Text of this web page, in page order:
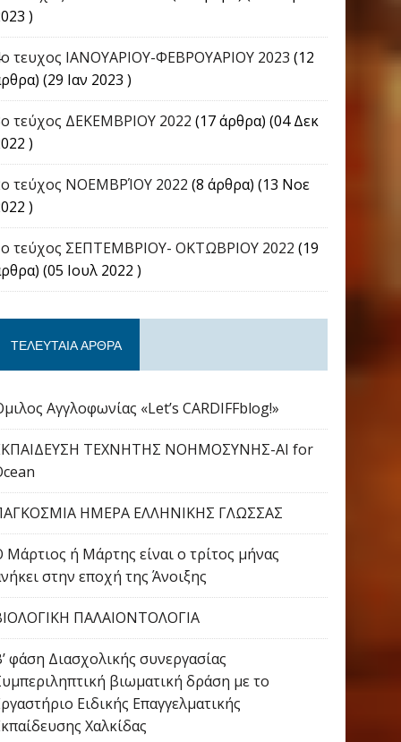
)
τευχος ΙΑΝΟΥΑΡΙΟΥ-ΦΕΒΡΟΥΑΡΙΟΥ 2023 (12
(29 Ιαν 2023 )
τεύχος ΔΕΚΕΜΒΡΙΟΥ 2022 (17 άρθρα) (04 Δεκ
)
τεύχος ΝΟΕΜΒΡΊΟΥ 2022 (8 άρθρα) (13 Νοε
)
τεύχος ΣΕΠΤΕΜΒΡΙΟΥ- ΟΚΤΩΒΡΙΟΥ 2022 (19
(05 Ιουλ 2022 )
ΤΕΛΕΥΤΑΊΑ ΆΡΘΡΑ
Αγγλοφωνίας «Let’s CARDIFFblog!»
ΤΕΧΝΗΤΗΣ ΝΟΗΜΟΣΥΝΗΣ-AI for
ΗΜΕΡΑ ΕΛΛΗΝΙΚΗΣ ΓΛΩΣΣΑΣ
Μάρτιος ή Μάρτης είναι ο τρίτος μήνας
στην εποχή της Άνοιξης
ΠΑΛΑΙΟΝΤΟΛΟΓΙΑ
φάση Διασχολικής συνεργασίας
βιωματική δράση με το
Ειδικής Επαγγελματικής
Χαλκίδας